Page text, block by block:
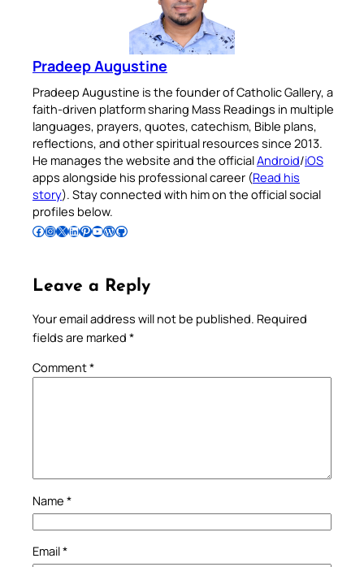
Pradeep Augustine
Pradeep Augustine is the founder of Catholic Gallery, a
faith-driven platform sharing Mass Readings in multiple
languages, prayers, quotes, catechism, Bible plans,
reflections, and other spiritual resources since 2013.
He manages the website and the officialAndroid/iOS
apps alongside his professional career (Read his
story). Stay connected with him on the official social
profiles below.
Follow Pradeep on Facebook Follow Pradeep on InstagramFollow Pradeep on X Follow Pradeep on LinkedIn Follow Pradeep on Pinterest Subscribe to Pradeep’s Youtube Channel Follow Pradeep on WordPress Follow Pradeep on GitHub
Leave a Reply
Your email address will not be published. Required
fields are marked *
Comment*
Name *
Email*